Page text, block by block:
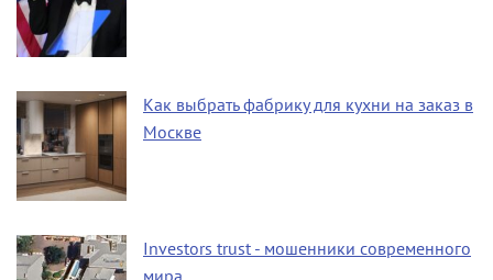
Как выбрать фабрику для кухни на заказ в
Москве
Investors trust - мошенники современного